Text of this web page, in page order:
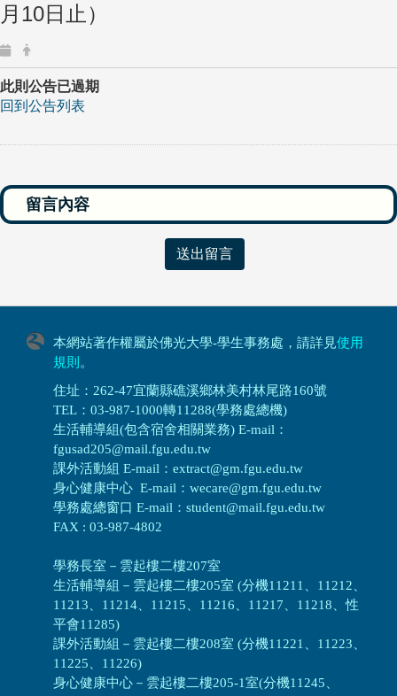
月10日止）
此則公告已過期
回到公告列表
送出留言
本網站著作權屬於佛光大學-學生事務處，請詳見使用
規則 。
住址：262-47宜蘭縣礁溪鄉林美村林尾路160號
TEL：03-987-1000轉11288(學務處總機)
生活輔導組(包含宿舍相關業務) E-mail：
fgusad205@mail.fgu.edu.tw
課外活動組 E-mail：extract@gm.fgu.edu.tw
身心健康中心 E-mail：wecare@gm.fgu.edu.tw
學務處總窗口 E-mail：student@mail.fgu.edu.tw
FAX : 03-987-4802
學務長室－雲起樓二樓207室
生活輔導組 － 雲起樓二樓205室 (分機11211、11212、
11213、11214、11215、11216、11217、11218、性
平會11285)
課外活動組 － 雲起樓二樓208室 (分機11221、11223、
11225、11226)
身心健康中心 － 雲起樓二樓205-1室(分機11245、